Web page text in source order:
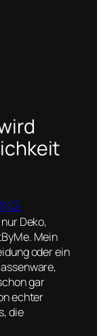
Deko,
Mein
oder ein
gar
echter
die